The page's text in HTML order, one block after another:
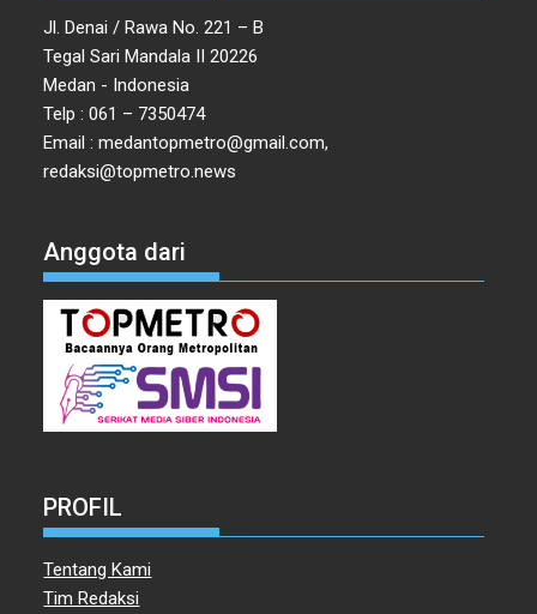
Jl. Denai / Rawa No. 221 – B
Tegal Sari Mandala II 20226
Medan - Indonesia
Telp : 061 – 7350474
Email : medantopmetro@gmail.com,
redaksi@topmetro.news
Anggota dari
PROFIL
Tentang Kami
Tim Redaksi